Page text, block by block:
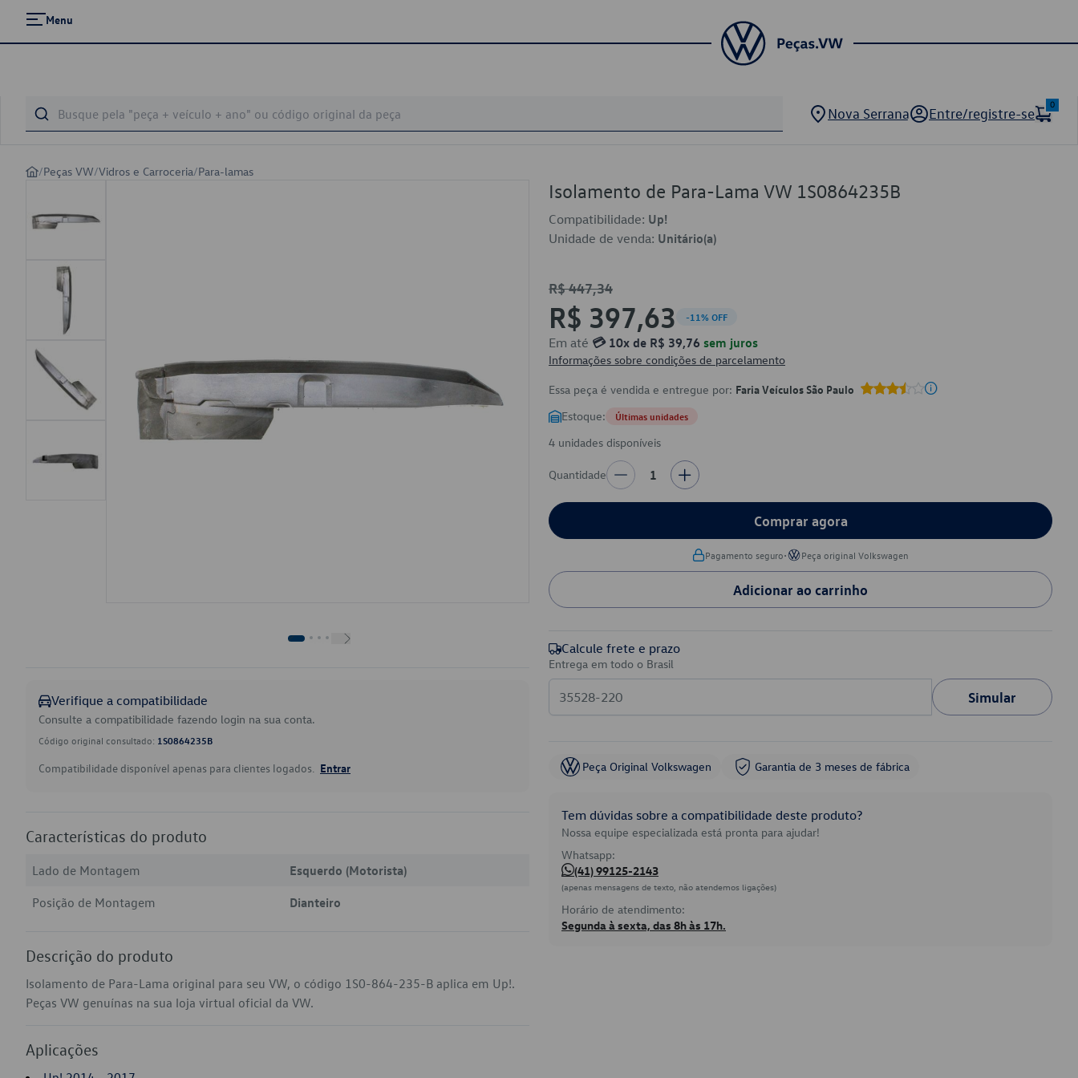
Menu
Nova Serrana Entre/registre-se
0
/Peças VW/Vidros e Carroceria/Para-lamas
Verifique a compatibilidade
Consulte a compatibilidade fazendo login na sua conta.
Código original consultado: 1S0864235B
Compatibilidade disponível apenas para clientes logados. Entrar
Características do produto
Lado de Montagem
Esquerdo (Motorista)
Posição de Montagem
Dianteiro
Descrição do produto
Isolamento de Para-Lama original para seu VW, o código 1S0-864-235-B aplica em Up!.
Peças VW genuínas na sua loja virtual oficial da VW.
Aplicações
Isolamento de Para-Lama VW 1S0864235B
Compatibilidade: Up!
Unidade de venda: Unitário(a)
R$ 447,34
R$ 397,63 -11% OFF
Em até 💳 10x de R$ 39,76 sem juros
Informações sobre condições de parcelamento
Essa peça é vendida e entregue por: Faria Veículos São Paulo
Estoque: Últimas unidades
4 unidades disponíveis
Quantidade 1
Comprar agora
Pagamento seguro• Peça original Volkswagen
Adicionar ao carrinho
Calcule frete e prazo
Entrega em todo o Brasil
Simular
Peça Original Volkswagen Garantia de 3 meses de fábrica
Tem dúvidas sobre a compatibilidade deste produto?
Nossa equipe especializada está pronta para ajudar!
Whatsapp:
(41) 99125-2143
(apenas mensagens de texto, não atendemos ligações)
Horário de atendimento:
Segunda à sexta, das 8h às 17h.